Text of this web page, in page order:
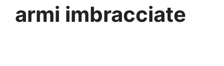
armi imbracciate